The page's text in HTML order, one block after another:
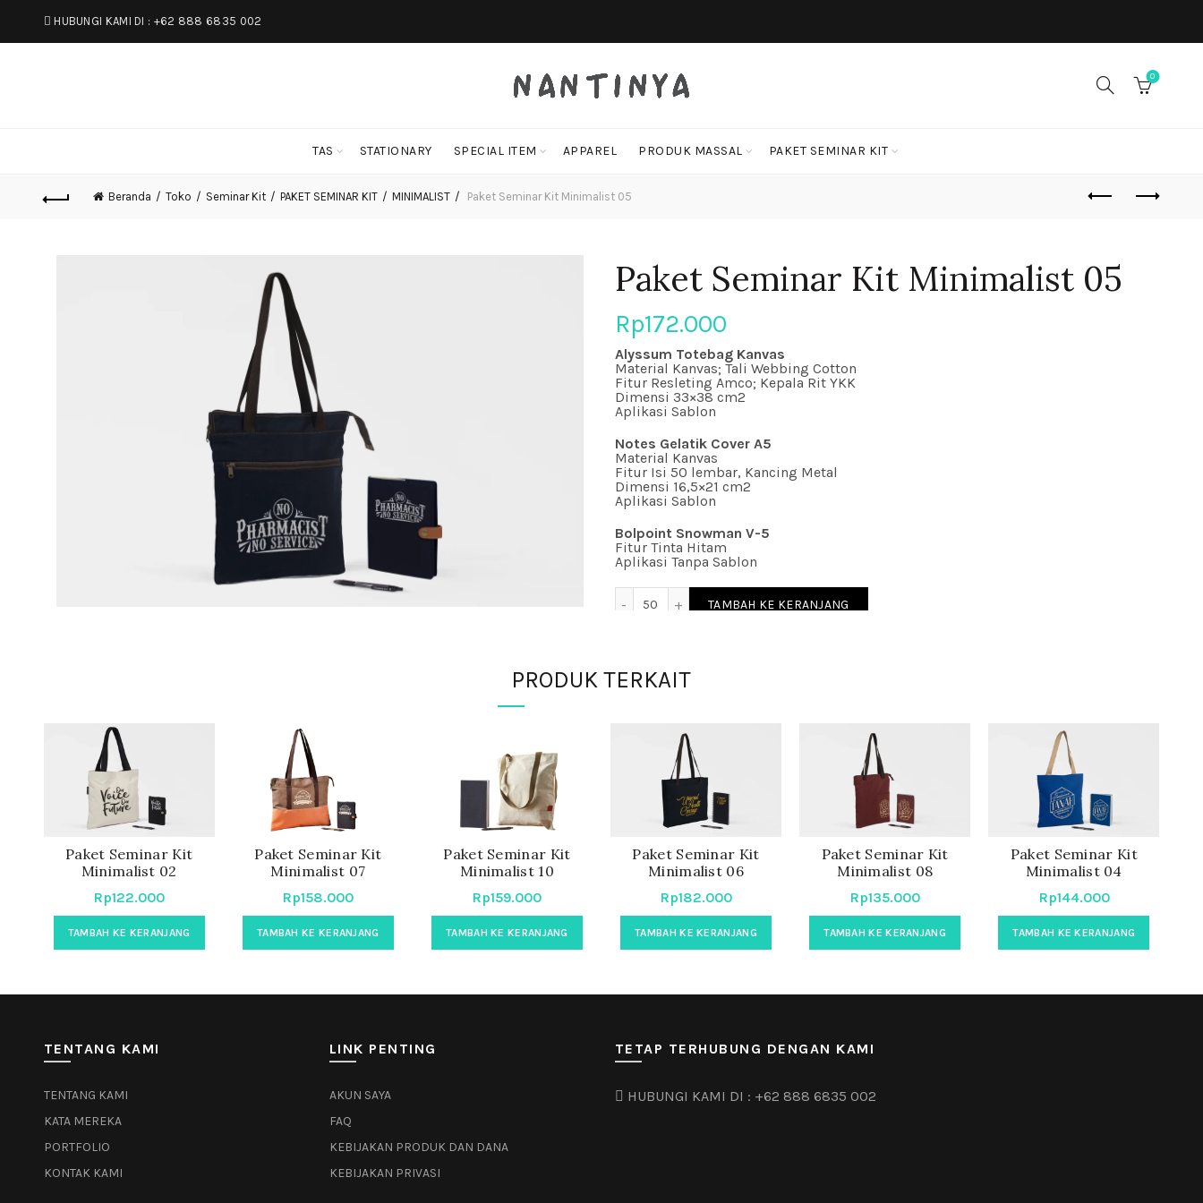
HUBUNGI KAMI DI : +62 888 6835 002
0
TAS STATIONARY SPECIAL ITEM APPAREL PRODUK MASSAL PAKET SEMINAR KIT
Beranda Toko Seminar Kit PAKET SEMINAR KIT MINIMALIST Paket Seminar Kit Minimalist 05
Paket Seminar Kit Minimalist 05
Rp172.000
Alyssum Totebag Kanvas
Material Kanvas; Tali Webbing Cotton
Fitur Resleting Amco; Kepala Rit YKK
Dimensi 33×38 cm2
Aplikasi Sablon
Notes Gelatik Cover A5
Material Kanvas
Fitur Isi 50 lembar, Kancing Metal
Dimensi 16,5×21 cm2
Aplikasi Sablon
Bolpoint Snowman V-5
Fitur Tinta Hitam
Aplikasi Tanpa Sablon
Kuantitas Paket Seminar Kit Minimalist 05
TAMBAH KE KERANJANG
SKU: package-minimalist-005
PRODUK TERKAIT
Paket Seminar Kit
Minimalist 02
Rp122.000
TAMBAH KE KERANJANG
Paket Seminar Kit
Minimalist 07
Rp158.000
TAMBAH KE KERANJANG
Paket Seminar Kit
Minimalist 10
Rp159.000
TAMBAH KE KERANJANG
Paket Seminar Kit
Minimalist 06
Rp182.000
TAMBAH KE KERANJANG
Paket Seminar Kit
Minimalist 08
Rp135.000
TAMBAH KE KERANJANG
Paket Seminar Kit
Minimalist 04
Rp144.000
TAMBAH KE KERANJANG
TENTANG KAMI
TENTANG KAMI
KATA MEREKA
PORTFOLIO
KONTAK KAMI
LINK PENTING
AKUN SAYA
FAQ
KEBIJAKAN PRODUK DAN DANA
KEBIJAKAN PRIVASI
TETAP TERHUBUNG DENGAN KAMI
HUBUNGI KAMI DI : +62 888 6835 002